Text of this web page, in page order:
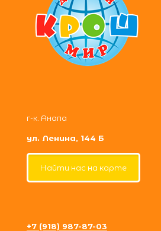
г-к. Анапа
ул. Ленина, 144 Б
Найти нас на карте
+7 (918) 987-87-03